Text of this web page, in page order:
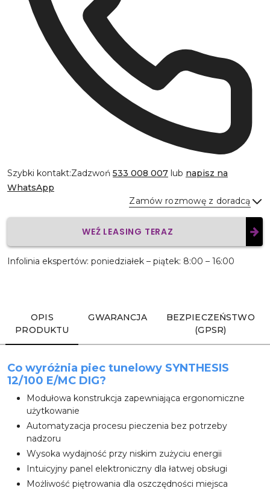
Szybki kontakt:Zadzwoń 533 008 007 lub napisz na
WhatsApp
Zamów rozmowę z doradcą
Wyślij
WEŹ LEASING TERAZ
Infolinia ekspertów: poniedziałek – piątek: 8:00 – 16:00
OPIS
PRODUKTU
GWARANCJA
BEZPIECZEŃSTWO
(GPSR)
Co wyróżnia piec tunelowy SYNTHESIS
12/100 E/MC DIG?
Modułowa konstrukcja zapewniająca ergonomiczne
użytkowanie
Automatyzacja procesu pieczenia bez potrzeby
nadzoru
Wysoka wydajność przy niskim zużyciu energii
Intuicyjny panel elektroniczny dla łatwej obsługi
Możliwość piętrowania dla oszczędności miejsca